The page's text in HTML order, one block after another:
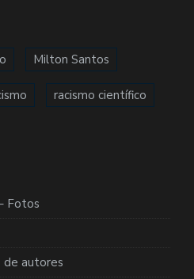
Milton Santos
racismo científico
Fotos
autores